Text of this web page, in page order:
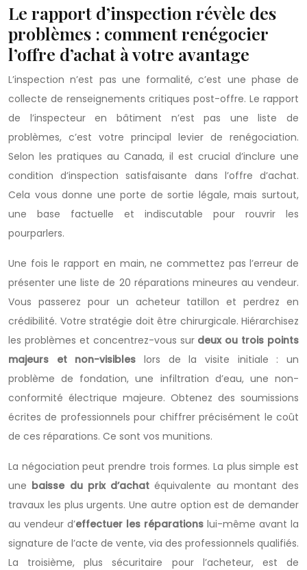
Le rapport d’inspection révèle des
problèmes : comment renégocier
l’offre d’achat à votre avantage
L’inspection n’est pas une formalité, c’est une phase de
collecte de renseignements critiques post-offre. Le rapport
de l’inspecteur en bâtiment n’est pas une liste de
problèmes, c’est votre principal levier de renégociation.
Selon les pratiques au Canada, il est crucial d’inclure une
condition d’inspection satisfaisante dans l’offre d’achat.
Cela vous donne une porte de sortie légale, mais surtout,
une base factuelle et indiscutable pour rouvrir les
pourparlers.
Une fois le rapport en main, ne commettez pas l’erreur de
présenter une liste de 20 réparations mineures au vendeur.
Vous passerez pour un acheteur tatillon et perdrez en
crédibilité. Votre stratégie doit être chirurgicale. Hiérarchisez
les problèmes et concentrez-vous sur deux ou trois points
majeurs et non-visibles lors de la visite initiale : un
problème de fondation, une infiltration d’eau, une non-
conformité électrique majeure. Obtenez des soumissions
écrites de professionnels pour chiffrer précisément le coût
de ces réparations. Ce sont vos munitions.
La négociation peut prendre trois formes. La plus simple est
une baisse du prix d’achat équivalente au montant des
travaux les plus urgents. Une autre option est de demander
au vendeur d’effectuer les réparations lui-même avant la
signature de l’acte de vente, via des professionnels qualifiés.
La troisième, plus sécuritaire pour l’acheteur, est de